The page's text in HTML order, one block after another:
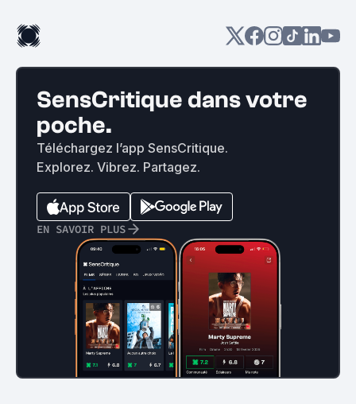
SensCritique dans votre
poche.
Téléchargez l’app SensCritique.
Explorez. Vibrez. Partagez.
EN SAVOIR PLUS